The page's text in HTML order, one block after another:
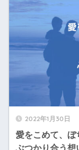
2022年1月30日
愛をこめて、ぼ
ぶつかり合う想